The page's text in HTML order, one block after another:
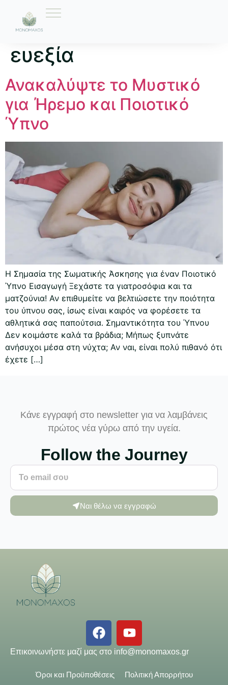
Ετικέτα:
ευεξία
Ανακαλύψτε το Μυστικό
για Ήρεμο και Ποιοτικό
Ύπνο
Η Σημασία της Σωματικής Άσκησης για έναν Ποιοτικό
Ύπνο Εισαγωγή Ξεχάστε τα γιατροσόφια και τα
ματζούνια! Αν επιθυμείτε να βελτιώσετε την ποιότητα
του ύπνου σας, ίσως είναι καιρός να φορέσετε τα
αθλητικά σας παπούτσια. Σημαντικότητα του Ύπνου
Δεν κοιμάστε καλά τα βράδια; Μήπως ξυπνάτε
ανήσυχοι μέσα στη νύχτα; Αν ναι, είναι πολύ πιθανό ότι
έχετε […]
Κάνε εγγραφή στο newsletter για να λαμβάνεις
πρώτος νέα γύρω από την υγεία.
Follow the Journey
Ναι θέλω να εγγραφώ
Επικοινωνήστε μαζί μας στο info@monomaxos.gr
Όροι και Προϋποθέσεις Πολιτική Απορρήτου